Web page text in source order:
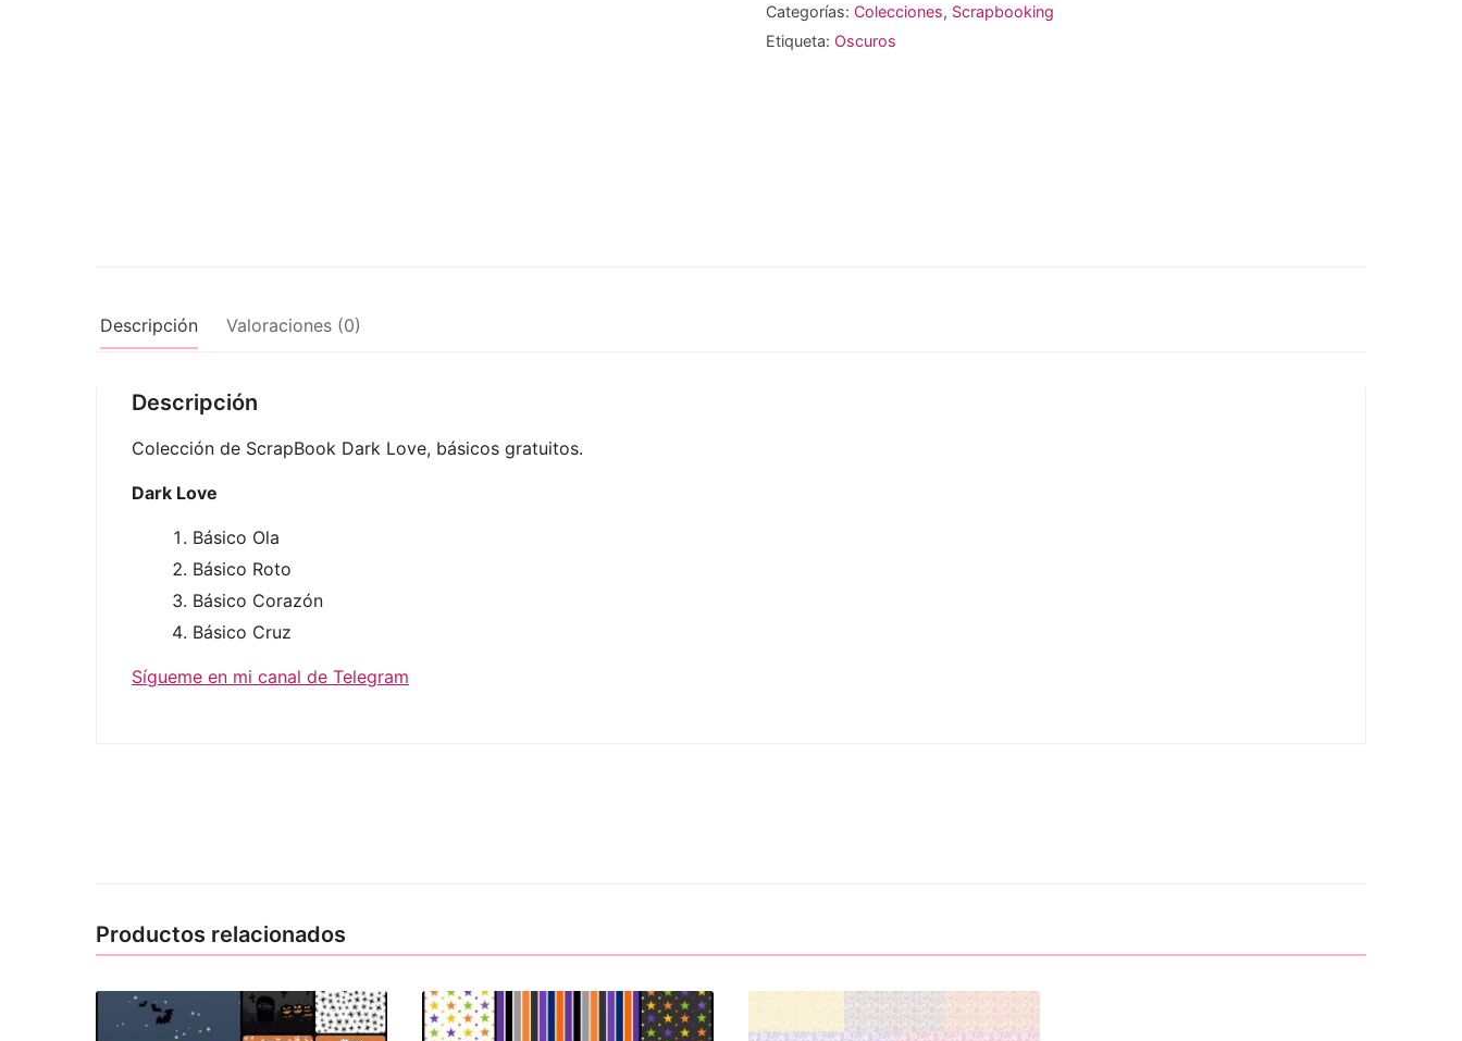
Categorías: Colecciones, Scrapbooking
Etiqueta: Oscuros
Descripción Valoraciones (0)
Descripción
Colección de ScrapBook Dark Love, básicos gratuitos.
Dark Love
Básico Ola
Básico Roto
Básico Corazón
Básico Cruz
Sígueme en mi canal de Telegram
Productos relacionados